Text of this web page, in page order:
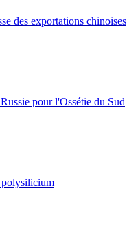
des exportations chinoises
pour l'Ossétie du Sud
polysilicium